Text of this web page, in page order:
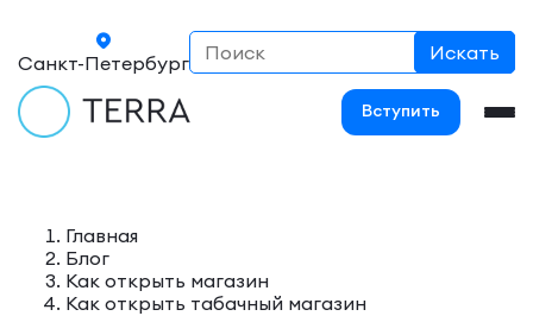
Санкт-Петербург
Вступить
Главная
Блог
Как открыть магазин
Как открыть табачный магазин